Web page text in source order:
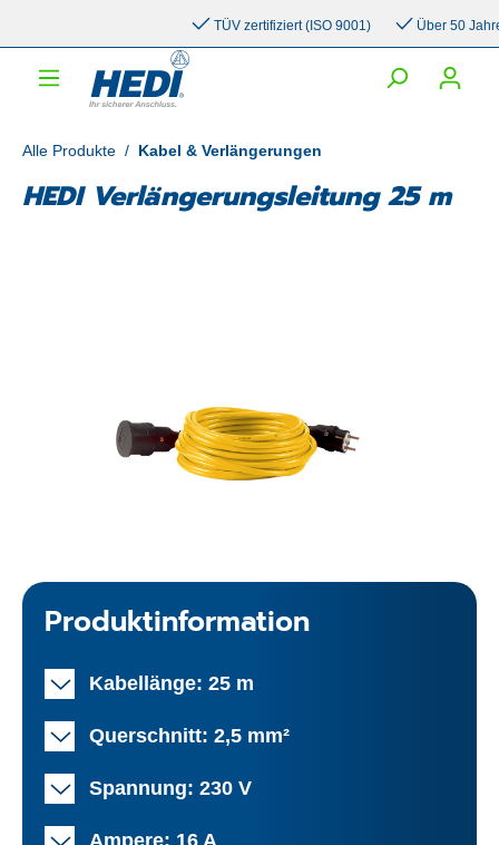
TÜV zertifiziert (ISO 9001) Über 50 Jahre
Alle Produkte / Kabel & Verlängerungen
HEDI Verlängerungsleitung 25 m
Produktinformation
Kabellänge: 25 m
Querschnitt: 2,5 mm²
Spannung: 230 V
Ampere: 16 A